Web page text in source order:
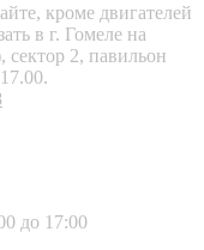
кроме двигателей
в г. Гомеле на
2, павильон
до 17:00